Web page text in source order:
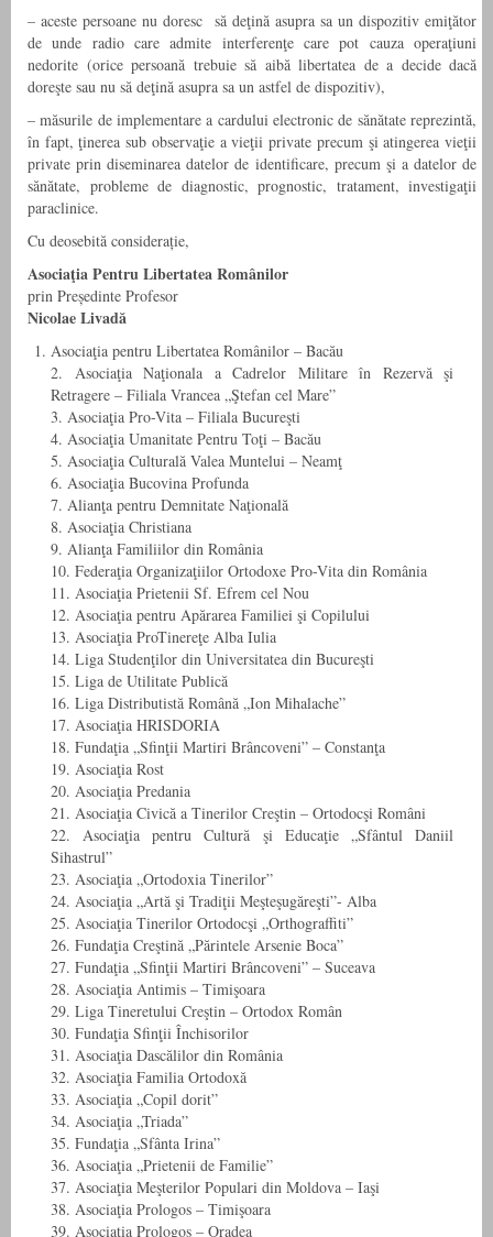
– aceste persoane nu doresc să deţină asupra sa un dispozitiv emiţător
de unde radio care admite interferenţe care pot cauza operaţiuni
nedorite (orice persoană trebuie să aibă libertatea de a decide dacă
doreşte sau nu să deţină asupra sa un astfel de dispozitiv),
– măsurile de implementare a cardului electronic de sănătate reprezintă,
în fapt, ţinerea sub observaţie a vieţii private precum şi atingerea vieţii
private prin diseminarea datelor de identificare, precum şi a datelor de
sănătate, probleme de diagnostic, prognostic, tratament, investigaţii
paraclinice.
Cu deosebită considerație,
Asociaţia Pentru Libertatea Românilor
prin Președinte Profesor
Nicolae Livadă
Asociaţia pentru Libertatea Românilor – Bacău
2. Asociaţia Naţionala a Cadrelor Militare în Rezervă şi
Retragere – Filiala Vrancea „Ştefan cel Mare”
3. Asociaţia Pro-Vita – Filiala Bucureşti
4. Asociaţia Umanitate Pentru Toţi – Bacău
5. Asociaţia Culturală Valea Muntelui – Neamţ
6. Asociaţia Bucovina Profunda
7. Alianţa pentru Demnitate Naţională
8. Asociaţia Christiana
9. Alianţa Familiilor din România
10. Federaţia Organizaţiilor Ortodoxe Pro-Vita din România
11. Asociaţia Prietenii Sf. Efrem cel Nou
12. Asociaţia pentru Apărarea Familiei şi Copilului
13. Asociaţia ProTinereţe Alba Iulia
14. Liga Studenţilor din Universitatea din Bucureşti
15. Liga de Utilitate Publică
16. Liga Distributistă Română „Ion Mihalache”
17. Asociaţia HRISDORIA
18. Fundaţia „Sfinţii Martiri Brâncoveni” – Constanţa
19. Asociaţia Rost
20. Asociaţia Predania
21. Asociaţia Civică a Tinerilor Creştin – Ortodocşi Români
22. Asociaţia pentru Cultură şi Educaţie „Sfântul Daniil
Sihastrul”
23. Asociaţia „Ortodoxia Tinerilor”
24. Asociaţia „Artă şi Tradiţii Meşteşugăreşti”- Alba
25. Asociaţia Tinerilor Ortodocşi „Orthograffiti”
26. Fundaţia Creştină „Părintele Arsenie Boca”
27. Fundaţia „Sfinţii Martiri Brâncoveni” – Suceava
28. Asociaţia Antimis – Timişoara
29. Liga Tineretului Creştin – Ortodox Român
30. Fundaţia Sfinţii Închisorilor
31. Asociaţia Dascălilor din România
32. Asociaţia Familia Ortodoxă
33. Asociaţia „Copil dorit”
34. Asociaţia „Triada”
35. Fundaţia „Sfânta Irina”
36. Asociaţia „Prietenii de Familie”
37. Asociaţia Meşterilor Populari din Moldova – Iaşi
38. Asociaţia Prologos – Timişoara
39. Asociaţia Prologos – Oradea